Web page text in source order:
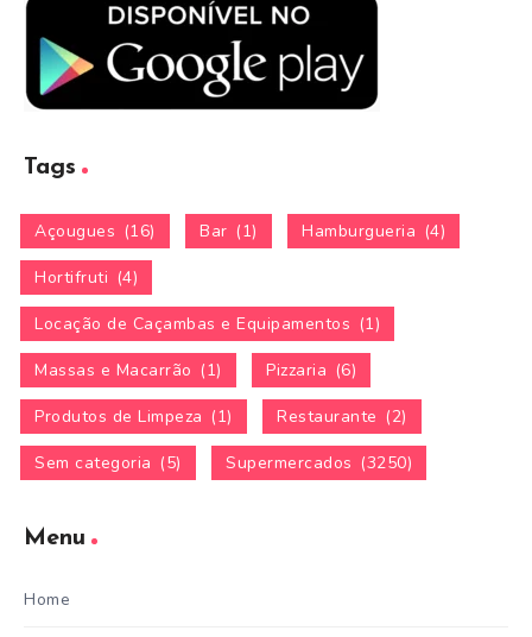
Tags
Açougues (16) Bar (1) Hamburgueria (4)
Hortifruti (4)
Locação de Caçambas e Equipamentos (1)
Massas e Macarrão (1) Pizzaria (6)
Produtos de Limpeza (1) Restaurante (2)
Sem categoria (5) Supermercados (3250)
Menu
Home